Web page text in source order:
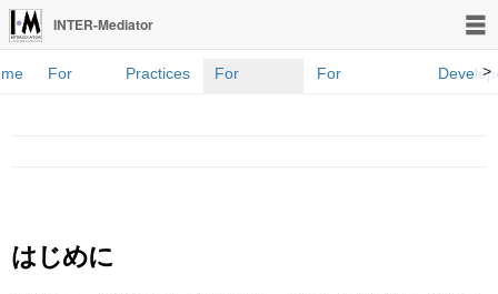
INTER-Mediator
>
For
Practices
For
For
はじめに